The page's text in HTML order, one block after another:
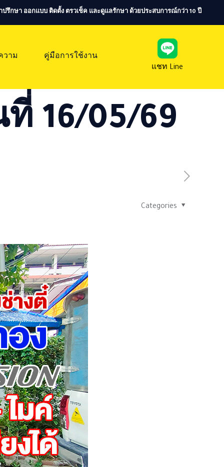
ปรึกษา ออกแบบ ติดตั้ง ตรวเช็ค และดูแลรักษา ด้วยประสบการณ์กว่า 10 ปี
วาม
คู่มือการใช้งาน
แชท Line
16/05/69
Categories